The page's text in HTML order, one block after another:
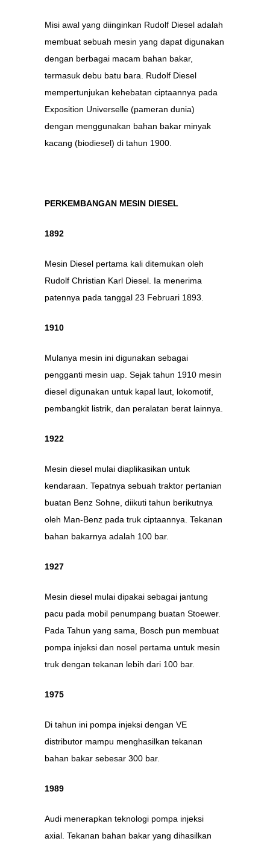
Misi awal yang diinginkan Rudolf Diesel adalah
membuat sebuah mesin yang dapat digunakan
dengan berbagai macam bahan bakar,
termasuk debu batu bara. Rudolf Diesel
mempertunjukan kehebatan ciptaannya pada
Exposition Universelle (pameran dunia)
dengan menggunakan bahan bakar minyak
kacang (biodiesel) di tahun 1900.
PERKEMBANGAN MESIN DIESEL
1892
Mesin Diesel pertama kali ditemukan oleh
Rudolf Christian Karl Diesel. Ia menerima
patennya pada tanggal 23 Februari 1893.
1910
Mulanya mesin ini digunakan sebagai
pengganti mesin uap. Sejak tahun 1910 mesin
diesel digunakan untuk kapal laut, lokomotif,
pembangkit listrik, dan peralatan berat lainnya.
1922
Mesin diesel mulai diaplikasikan untuk
kendaraan. Tepatnya sebuah traktor pertanian
buatan Benz Sohne, diikuti tahun berikutnya
oleh Man-Benz pada truk ciptaannya. Tekanan
bahan bakarnya adalah 100 bar.
1927
Mesin diesel mulai dipakai sebagai jantung
pacu pada mobil penumpang buatan Stoewer.
Pada Tahun yang sama, Bosch pun membuat
pompa injeksi dan nosel pertama untuk mesin
truk dengan tekanan lebih dari 100 bar.
1975
Di tahun ini pompa injeksi dengan VE
distributor mampu menghasilkan tekanan
bahan bakar sebesar 300 bar.
1989
Audi menerapkan teknologi pompa injeksi
axial. Tekanan bahan bakar yang dihasilkan